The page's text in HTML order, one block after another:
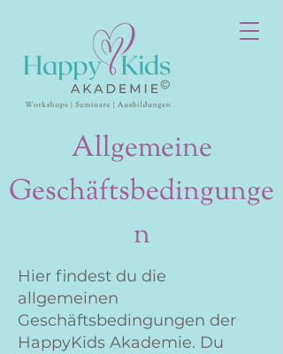
Allgemeine
Geschäftsbedingunge
n
Hier findest du die
allgemeinen
Geschäftsbedingungen der
HappyKids Akademie. Du